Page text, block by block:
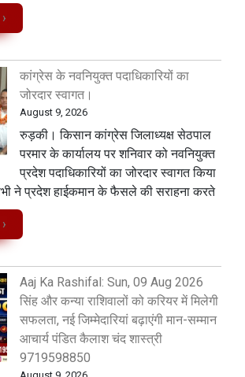
कांग्रेस के नवनियुक्त पदाधिकारियों का
जोरदार स्वागत।
August 9, 2026
रुड़की। किसान कांग्रेस जिलाध्यक्ष सेठपाल
परमार के कार्यालय पर शनिवार को नवनियुक्त
प्रदेश पदाधिकारियों का जोरदार स्वागत किया
ने प्रदेश हाईकमान के फैसले की सराहना करते
Aaj Ka Rashifal: Sun, 09 Aug 2026
सिंह और कन्या राशिवालों को करियर में मिलेगी
सफलता, नई जिम्मेदारियां बढ़ाएंगी मान-सम्मान
आचार्य पंडित कैलाश चंद शास्त्री
9719598850